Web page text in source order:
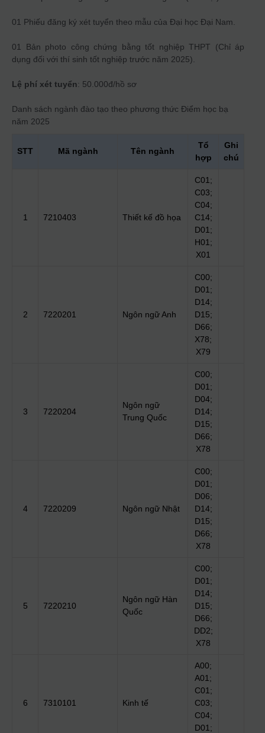
01 Phiếu đăng ký xét tuyển theo mẫu của Đại học Đại Nam.
01 Bản photo công chứng bằng tốt nghiệp THPT (Chỉ áp
dụng đối với thí sinh tốt nghiệp trước năm 2025).
Lệ phí xét tuyển: 50.000đ/hồ sơ
Danh sách ngành đào tạo theo phương thức Điểm học bạ
năm 2025
STT Mã ngành Tên ngành
Tổ
hợp
Ghi
chú
1 7210403 Thiết kế đồ họa
C01;
C03;
C04;
C14;
D01;
H01;
X01
2 7220201 Ngôn ngữ Anh
C00;
D01;
D14;
D15;
D66;
X78;
X79
3 7220204
Ngôn ngữ
Trung Quốc
C00;
D01;
D04;
D14;
D15;
D66;
X78
4 7220209 Ngôn ngữ Nhật
C00;
D01;
D06;
D14;
D15;
D66;
X78
5 7220210
Ngôn ngữ Hàn
Quốc
C00;
D01;
D14;
D15;
D66;
DD2;
X78
6 7310101 Kinh tế
A00;
A01;
C01;
C03;
C04;
D01;